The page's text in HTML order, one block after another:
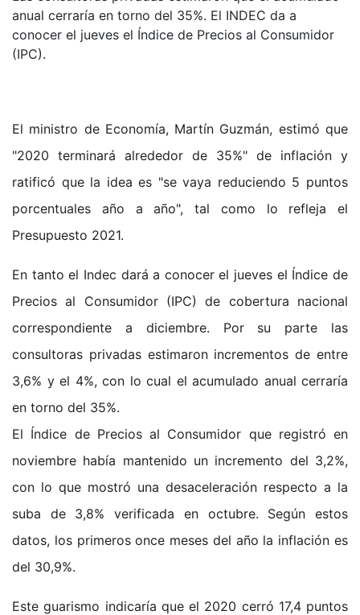
anual cerraría en torno del 35%. El INDEC da a
conocer el jueves el Índice de Precios al Consumidor
(IPC).
El ministro de Economía, Martín Guzmán, estimó que
"2020 terminará alrededor de 35%" de inflación y
ratificó que la idea es "se vaya reduciendo 5 puntos
porcentuales año a año", tal como lo refleja el
Presupuesto 2021.
En tanto el Indec dará a conocer el jueves el Índice de
Precios al Consumidor (IPC) de cobertura nacional
correspondiente a diciembre. Por su parte las
consultoras privadas estimaron incrementos de entre
3,6% y el 4%, con lo cual el acumulado anual cerraría
en torno del 35%.
El Índice de Precios al Consumidor que registró en
noviembre había mantenido un incremento del 3,2%,
con lo que mostró una desaceleración respecto a la
suba de 3,8% verificada en octubre. Según estos
datos, los primeros once meses del año la inflación es
del 30,9%.
Este guarismo indicaría que el 2020 cerró 17,4 puntos